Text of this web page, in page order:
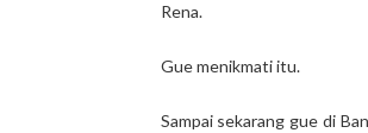
Rena.
Gue menikmati itu.
Sampai sekarang gue di